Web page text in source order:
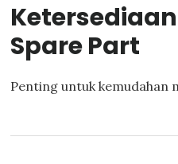
Spare Part
Penting untuk kemudahan